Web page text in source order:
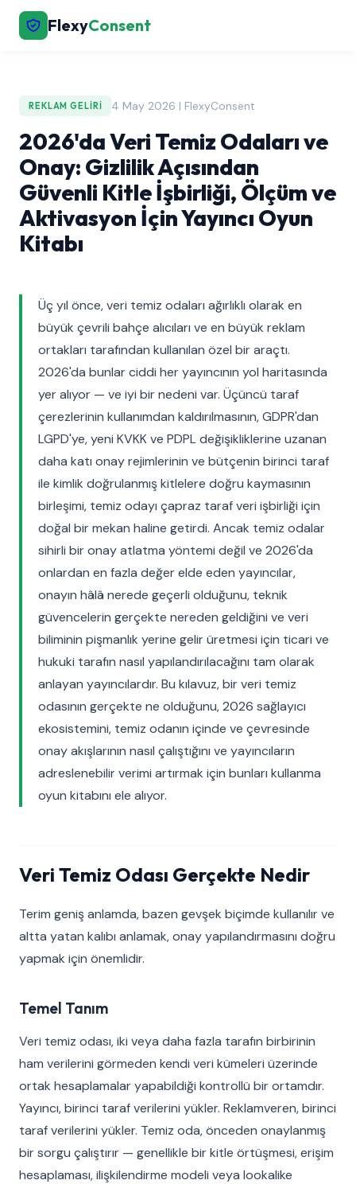
FlexyConsent
REKLAM GELIRI 4 May 2026 | FlexyConsent
2026'da Veri Temiz Odaları ve
Onay: Gizlilik Açısından
Güvenli Kitle İşbirliği, Ölçüm ve
Aktivasyon İçin Yayıncı Oyun
Kitabı
Üç yıl önce, veri temiz odaları ağırlıklı olarak en
büyük çevrili bahçe alıcıları ve en büyük reklam
ortakları tarafından kullanılan özel bir araçtı.
2026'da bunlar ciddi her yayıncının yol haritasında
yer alıyor — ve iyi bir nedeni var. Üçüncü taraf
çerezlerinin kullanımdan kaldırılmasının, GDPR'dan
LGPD'ye, yeni KVKK ve PDPL değişikliklerine uzanan
daha katı onay rejimlerinin ve bütçenin birinci taraf
ile kimlik doğrulanmış kitlelere doğru kaymasının
birleşimi, temiz odayı çapraz taraf veri işbirliği için
doğal bir mekan haline getirdi. Ancak temiz odalar
sihirli bir onay atlatma yöntemi değil ve 2026'da
onlardan en fazla değer elde eden yayıncılar,
onayın hâlâ nerede geçerli olduğunu, teknik
güvencelerin gerçekte nereden geldiğini ve veri
biliminin pişmanlık yerine gelir üretmesi için ticari ve
hukuki tarafın nasıl yapılandırılacağını tam olarak
anlayan yayıncılardır. Bu kılavuz, bir veri temiz
odasının gerçekte ne olduğunu, 2026 sağlayıcı
ekosistemini, temiz odanın içinde ve çevresinde
onay akışlarının nasıl çalıştığını ve yayıncıların
adreslenebilir verimi artırmak için bunları kullanma
oyun kitabını ele alıyor.
Veri Temiz Odası Gerçekte Nedir
Terim geniş anlamda, bazen gevşek biçimde kullanılır ve
altta yatan kalıbı anlamak, onay yapılandırmasını doğru
yapmak için önemlidir.
Temel Tanım
Veri temiz odası, iki veya daha fazla tarafın birbirinin
ham verilerini görmeden kendi veri kümeleri üzerinde
ortak hesaplamalar yapabildiği kontrollü bir ortamdır.
Yayıncı, birinci taraf verilerini yükler. Reklamveren, birinci
taraf verilerini yükler. Temiz oda, önceden onaylanmış
bir sorgu çalıştırır — genellikle bir kitle örtüşmesi, erişim
hesaplaması, ilişkilendirme modeli veya lookalike